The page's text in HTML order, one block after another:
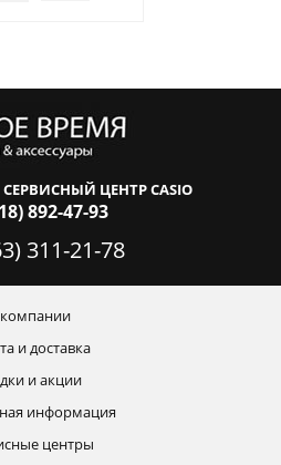
ЦЕНТР CASIO
892-47-93
311-21-78
и доставка
и акции
информация
центры